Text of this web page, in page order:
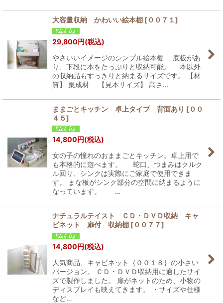
大容量収納 かわいい絵本棚 [００７１]
29,800円(税込)
やさいいイメージのシンプル絵本棚 底板があ
り、下段に本をたっぷりと収納可能。 本以外
の収納品もすっきりと納まるサイズです。 【材
質】 集成材 【見本サイズ】 高さ…
ままごとキッチン 卓上タイプ 背面あり [００
４５]
14,800円(税込)
女の子の憧れのおままごとキッチン。卓上用で
も本格的に遊べます。 蛇口、つまみはクルク
ル回り、シンクは実際にご家庭で使用できま
す。 まな板がシンク部分の空間に納まるように
なっています。 …
ナチュラルテイスト ＣＤ・ＤＶＤ収納 キャ
ビネット 扉付 収納棚 [００７７]
14,800円(税込)
人気商品、キャビネット｛００１８｝の小さい
バージョン。 ＣＤ・ＤＶＤ収納用に適したサイ
ズで製作しました。 扉がネットのため、小物の
ディスプレイも映えてきます。 ・サイズや仕様
など…